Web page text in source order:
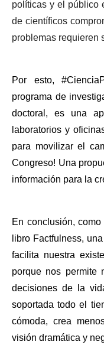
políticas y el público
de científicos
problemas requieren
Por esto,
programa de
doctoral, es una
laboratorios y
para movilizar el
Congreso! Una
información para la
En conclusión,
libro Factfulness,
facilita nuestra
porque nos permite
decisiones de la
soportada todo el
cómoda, crea
visión dramática y